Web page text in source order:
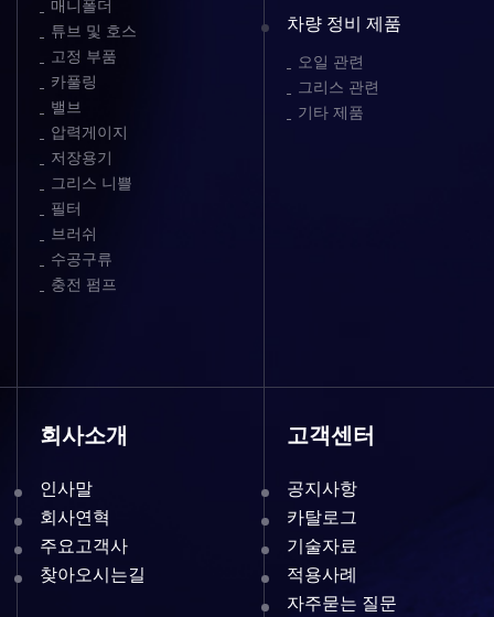
매니폴더
튜브 및 호스
고정 부품
카풀링
밸브
압력게이지
저장용기
그리스 니쁠
필터
브러쉬
수공구류
충전 펌프
차량 정비 제품
오일 관련
그리스 관련
기타 제품
회사소개
인사말
회사연혁
주요고객사
찾아오시는길
고객센터
공지사항
카탈로그
기술자료
적용사례
자주묻는 질문